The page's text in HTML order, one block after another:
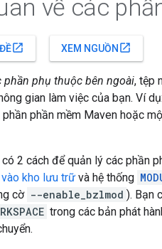
về các
open_in_new XEM NGUỒN open_in_new
phần phụ thuộc bên ngoài, tệp
gian làm việc của bạn. Ví
phần phần mềm Maven hoặc
2 cách để quản lý các phần
kho lưu trữ và hệ thống
cờ --enable_bzlmod ). Bạn
trong các bản phát